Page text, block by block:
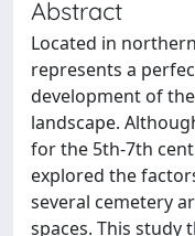
Abstract
Located in
represents a
development of
landscape.
for the 5th-7th
explored the
several cemetery
spaces. This study